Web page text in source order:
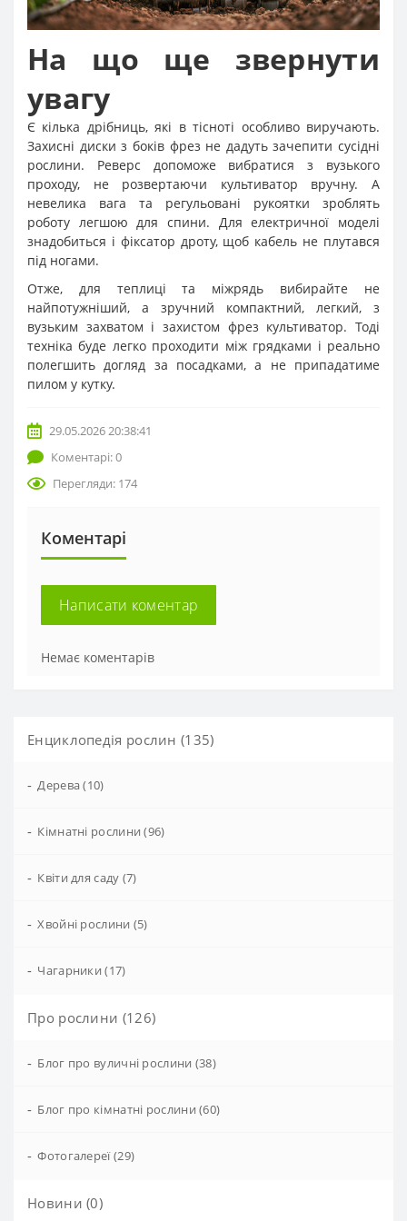
На що ще звернути
увагу
Є кілька дрібниць, які в тісноті особливо виручають.
Захисні диски з боків фрез не дадуть зачепити сусідні
рослини. Реверс допоможе вибратися з вузького
проходу, не розвертаючи культиватор вручну. А
невелика вага та регульовані рукоятки зроблять
роботу легшою для спини. Для електричної моделі
знадобиться і фіксатор дроту, щоб кабель не плутався
під ногами.
Отже, для теплиці та міжрядь вибирайте не
найпотужніший, а зручний компактний, легкий, з
вузьким захватом і захистом фрез культиватор. Тоді
техніка буде легко проходити між грядками і реально
полегшить догляд за посадками, а не припадатиме
пилом у кутку.
29.05.2026 20:38:41
Коментарі: 0
Перегляди: 174
Коментарі
Написати коментар
Немає коментарів
Енциклопедія рослин (135)
- Дерева (10)
- Кімнатні рослини (96)
- Квіти для саду (7)
- Хвойні рослини (5)
- Чагарники (17)
Про рослини (126)
- Блог про вуличні рослини (38)
- Блог про кімнатні рослини (60)
- Фотогалереї (29)
Новини (0)